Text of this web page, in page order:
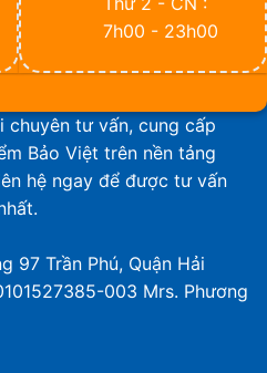
7h00 - 23h00
chuyên tư vấn, cung cấp
Bảo Việt trên nền tảng
hệ ngay để được tư vấn
97 Trần Phú, Quận Hải
003 Mrs. Phương